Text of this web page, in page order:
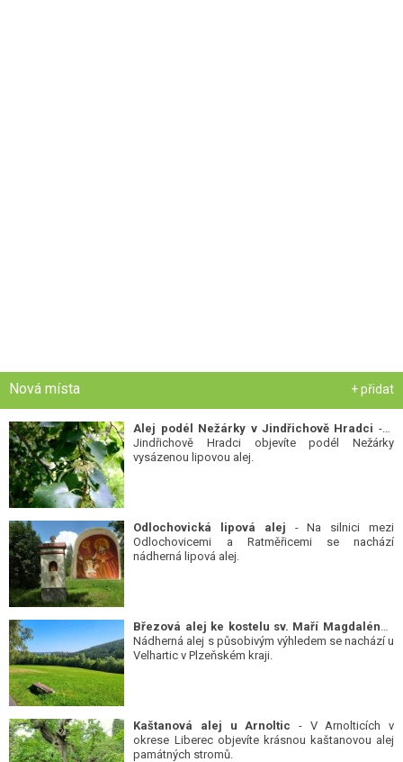
Nová místa + přidat
Alej podél Nežárky v Jindřichově Hradci - V
Jindřichově Hradci objevíte podél Nežárky
vysázenou lipovou alej.
Odlochovická lipová alej - Na silnici mezi
Odlochovicemi a Ratměřicemi se nachází
nádherná lipová alej.
Březová alej ke kostelu sv. Maří Magdalény-
Nádherná alej s působivým výhledem se nachází u
Velhartic v Plzeňském kraji.
Kaštanová alej u Arnoltic - V Arnolticích v
okrese Liberec objevíte krásnou kaštanovou alej
památných stromů.